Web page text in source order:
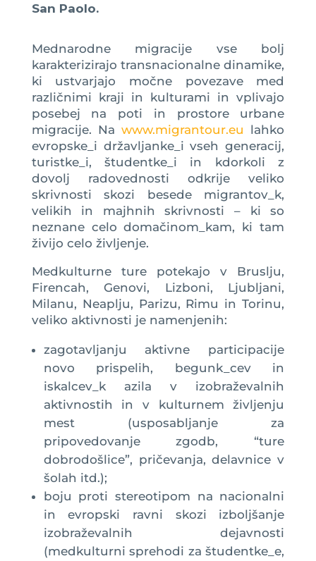
San Paolo.
Mednarodne migracije vse bolj
karakterizirajo transnacionalne dinamike,
ki ustvarjajo močne povezave med
različnimi kraji in kulturami in vplivajo
posebej na poti in prostore urbane
migracije. Nawww.migrantour.eu lahko
evropske_i državljanke_i vseh generacij,
turistke_i, študentke_i in kdorkoli z
dovolj radovednosti odkrije veliko
skrivnosti skozi besede migrantov_k,
velikih in majhnih skrivnosti – ki so
neznane celo domačinom_kam, ki tam
živijo celo življenje.
Medkulturne ture potekajo v Bruslju,
Firencah, Genovi, Lizboni, Ljubljani,
Milanu, Neaplju, Parizu, Rimu in Torinu,
veliko aktivnosti je namenjenih:
zagotavljanju aktivne participacije
novo prispelih, begunk_cev in
iskalcev_k azila v izobraževalnih
aktivnostih in v kulturnem življenju
mest (usposabljanje za
pripovedovanje zgodb, “ture
dobrodošlice”, pričevanja, delavnice v
šolah itd.);
boju proti stereotipom na nacionalni
in evropski ravni skozi izboljšanje
izobraževalnih dejavnosti
(medkulturni sprehodi za študentke_e,